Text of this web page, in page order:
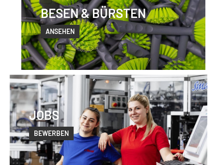
BESEN & BÜRSTEN
ANSEHEN
JOBS
BEWERBEN